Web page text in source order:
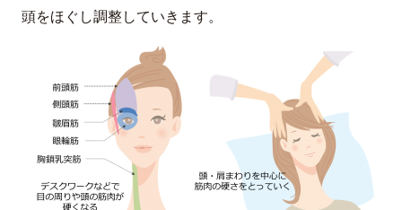
頭をほぐし調整していきます。